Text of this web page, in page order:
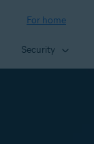
For home
Security